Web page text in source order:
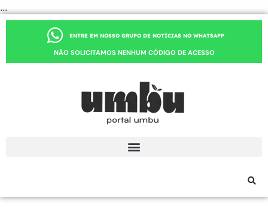
...
ENTRE EM NOSSO GRUPO DE NOTÍCIAS NO WHATSAPP
NÃO SOLICITAMOS NENHUM CÓDIGO DE ACESSO